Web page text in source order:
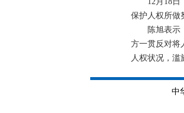
保护人权所做
陈旭表示
方一贯反对将
人权状况，滥
中